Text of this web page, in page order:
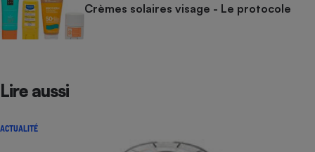
Crèmes solaires visage - Le protocole
Lire aussi
ACTUALITÉ